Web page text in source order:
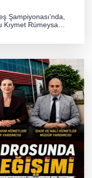
Şampiyonası'nda,
Rümeysa